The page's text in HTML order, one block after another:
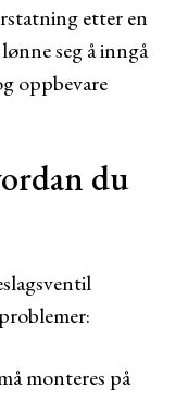
etter en
seg å inngå
oppbevare
du
monteres på